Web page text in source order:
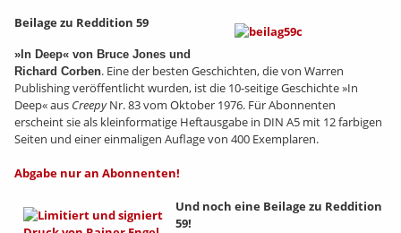
Beilage zu Reddition 59
»In Deep« von Bruce Jones und
Richard Corben. Eine der besten Geschichten, die von Warren
Publishing veröffentlicht wurden, ist die 10-seitige Geschichte »In
Deep« aus CreepyNr. 83 vom Oktober 1976. Für Abonnenten
erscheint sie als kleinformatige Heftausgabe in DIN A5 mit 12 farbigen
Seiten und einer einmaligen Auflage von 400 Exemplaren.
Abgabe nur an Abonnenten!
Und noch eine Beilage zu Reddition
59!